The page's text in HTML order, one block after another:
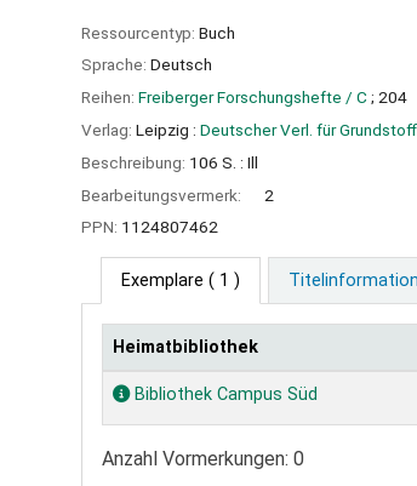
Ressourcentyp: Buch
Sprache: Deutsch
Reihen: Freiberger Forschungshefte / C ; 204
Verlag: Leipzig : Deutscher Verl. für
Beschreibung: 106 S. : Ill
Bearbeitungsvermerk:
2
PPN: 1124807462
Exemplare ( 1 )
Exemplare
Heimatbibliothek
Bibliothek Campus Süd
Anzahl Vormerkungen: 0